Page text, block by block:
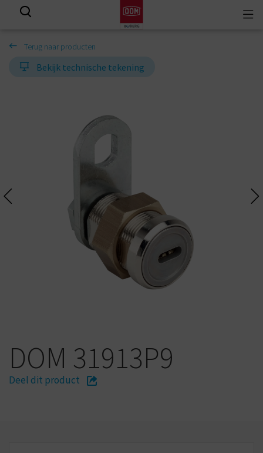
Terug naar producten
Bekijk technische tekening
DOM 31913P9
Deel dit product